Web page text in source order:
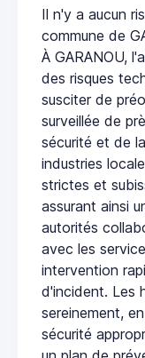
Il n'y a aucun
commune de
À GARANOU,
des risques
susciter de
surveillée de
sécurité et de
industries
strictes et
assurant ainsi
autorités
avec les
intervention
d'incident. Les
sereinement,
sécurité